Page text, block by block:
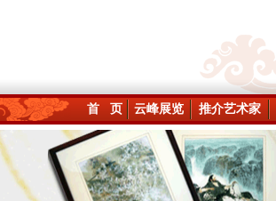
首 页 云峰展览 推介艺术家